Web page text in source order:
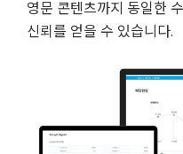
영문 콘텐츠까지 동일한
신뢰를 얻을 수 있습니다.